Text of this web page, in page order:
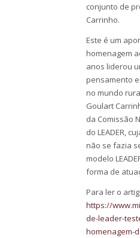
conjunto de
Carrinho.
Este é um
homenagem
anos liderou
pensamento
no mundo
Goulart
da Comissão
do LEADER,
não se fazia
modelo
forma de
Para ler o
https://
de-leader-
homenagem-